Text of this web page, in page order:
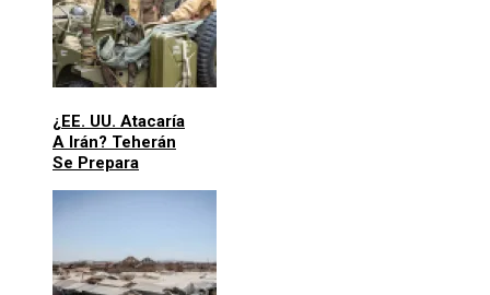
¿EE. UU. Atacaría
A Irán? Teherán
Se Prepara